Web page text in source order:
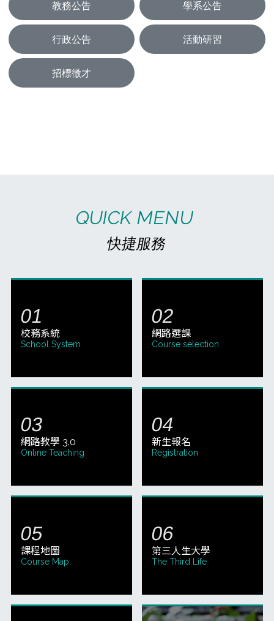
教務公告 學系公告
行政公告 活動研習
招標徵才
QUICK MENU
快捷服務
校務系統
School System
網路選課
Course selection
網路教學 3.0
Online Teaching
新生報名
Registration
課程地圖
Course Map
第三人生大學
The Third Life